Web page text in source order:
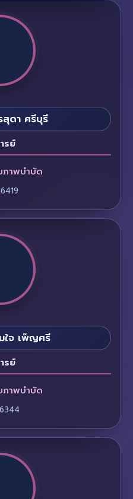
สุดา ศรีบุรี
รย์
ภาพบำบัด
6419
ใจ เพ็ญศรี
รย์
ภาพบำบัด
6344